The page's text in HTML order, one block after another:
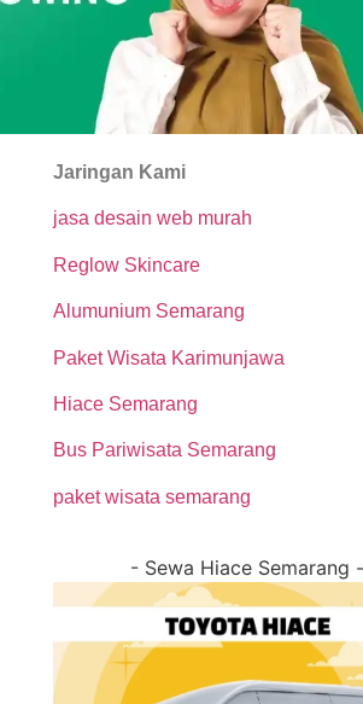
Jaringan Kami
jasa desain web murah
Reglow Skincare
Alumunium Semarang
Paket Wisata Karimunjawa
Hiace Semarang
Bus Pariwisata Semarang
paket wisata semarang
- Sewa Hiace Semarang -